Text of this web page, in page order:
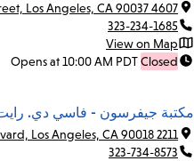
4607 S. Main Street, Los Angeles, CA 90037
323-234-1685
View on Map
Closed
Opens at 10:00 AM PDT
مكتبة جيفرسون - فاسي دي. رايت
2211 W. Jefferson Boulevard, Los Angeles, CA 90018
323-734-8573